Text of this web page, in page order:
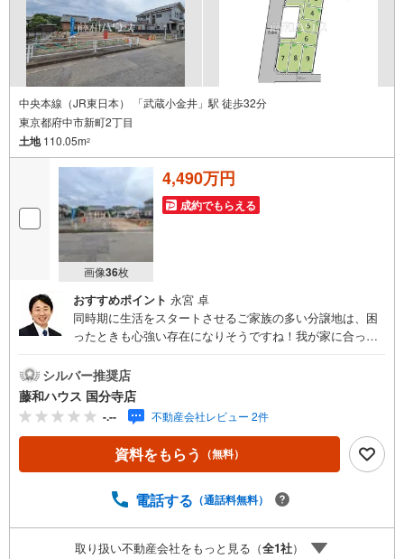
中央本線（JR東日本） 「武蔵小金井」駅 徒歩32分
東京都府中市新町2丁目
土地110.05m2
画像36枚
4,490万円
成約でもらえる
おすすめポイント 永宮 卓
同時期に生活をスタートさせるご家族の多い分譲地は、困
ったときも心強い存在になりそうですね！我が家に合った
の「こんな家に住みたい！」をお聞かせ下さい。
シルバー推奨店
藤和ハウス 国分寺店
-.-- 不動産会社レビュー 2件
資料をもらう （無料）
電話する （通話料無料）
取り扱い不動産会社をもっと見る（全1社）